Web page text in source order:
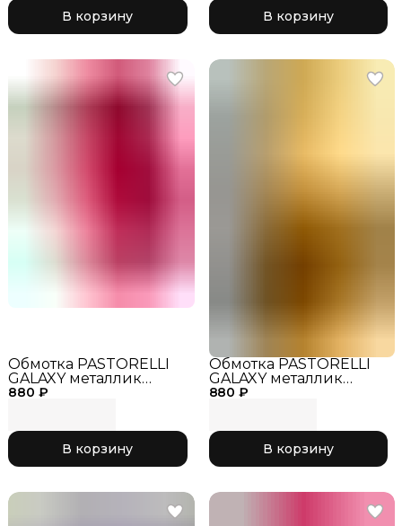
В корзину В корзину
880 ₽
Обмотка PASTORELLI
GALAXY металлик
земляничный,
В корзину
880 ₽
Обмотка PASTORELLI
GALAXY металлик
золото,
В корзину